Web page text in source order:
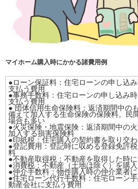
マイホーム購入時にかかる諸費用例
●ローン保証料：住宅ローンの申し込
支払う費用
●事務手数料：住宅ローンの申し込み
支払う費用
●団体信用生命保険料：返済期間中の
備えて加入する生命保険の保険料。民
場合も多い
●火災保険・地震保険：返済期間中の
加入する損害保険料
●印紙税：住宅購入の契約書を取り交
●登記費用：登記時に収める登録免許
料
●不動産取得税：不動産を取得した時
●消費税：不動産（土地は除く）を購
●仲介手数料：物件購入時の仲介業者
●住宅ローン代行手数料：住宅ローン
動産会社に支払う費用